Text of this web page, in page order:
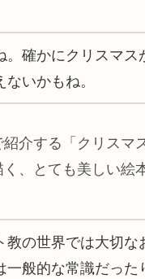
。確かにクリスマ
ないかもね。
紹介する「クリスマ
、とても美しい絵
教の世界では大切
一般的な常識だった